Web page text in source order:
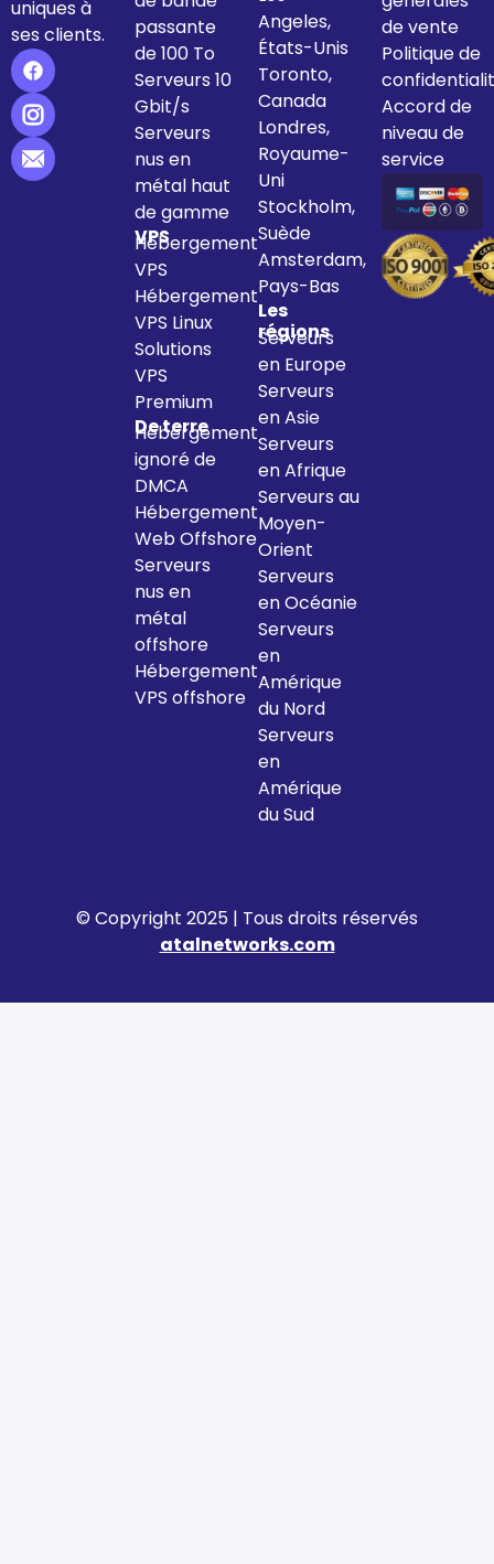
uniques à
ses clients.
passante
de 100 To
Serveurs 10
Gbit/s
Serveurs
nus en
métal haut
de gamme
VPS
Hébergement
VPS
Hébergement
VPS Linux
Solutions
VPS
Premium
De terre
Hébergement
ignoré de
DMCA
Hébergement
Web Offshore
Serveurs
nus en
métal
offshore
Hébergement
VPS offshore
Angeles,
États-Unis
Toronto,
Canada
Londres,
Royaume-
Uni
Stockholm,
Suède
Amsterdam,
Pays-Bas
Les
régions
Serveurs
en Europe
Serveurs
en Asie
Serveurs
en Afrique
Serveurs au
Moyen-
Orient
Serveurs
en Océanie
Serveurs
en
Amérique
du Nord
Serveurs
en
Amérique
du Sud
de vente
Politique de
Accord de
niveau de
service
© Copyright 2025 | Tous droits réservés
atalnetworks.com